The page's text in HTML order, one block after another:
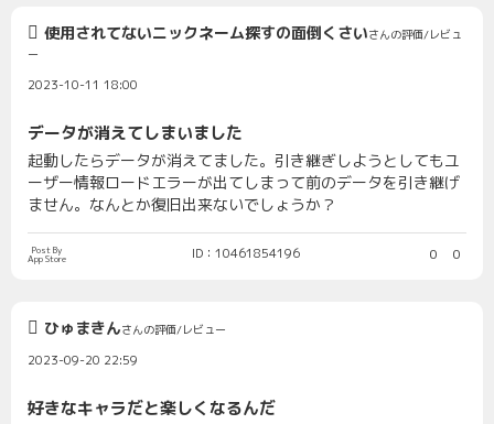
使用されてないニックネーム探すの面倒くさいさんの評価/レビュ
ー
2023-10-11 18:00
データが消えてしまいました
起動したらデータが消えてました。引き継ぎしようとしてもユ
ーザー情報ロードエラーが出てしまって前のデータを引き継げ
ません。なんとか復旧出来ないでしょうか？
Post By
App Store ID：10461854196 0 0
ひゅまきんさんの評価/レビュー
2023-09-20 22:59
好きなキャラだと楽しくなるんだ